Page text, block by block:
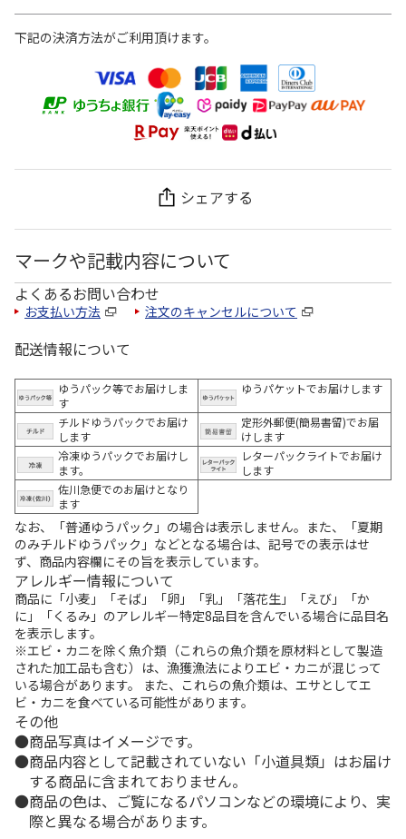
下記の決済方法がご利用頂けます。
シェアする
マークや記載内容について
よくあるお問い合わせ
お支払い方法 注文のキャンセルについて
配送情報について
ゆうパック等でお届けしま
す
ゆうパケットでお届けします
チルドゆうパックでお届け
します
定形外郵便(簡易書留)でお届
けします
冷凍ゆうパックでお届けし
ます。
レターパックライトでお届け
します
佐川急便でのお届けとなり
ます
なお、「普通ゆうパック」の場合は表示しません。また、「夏期
のみチルドゆうパック」などとなる場合は、記号での表示はせ
ず、商品内容欄にその旨を表示しています。
アレルギー情報について
商品に「小麦」「そば」「卵」「乳」「落花生」「えび」「か
に」「くるみ」のアレルギー特定8品目を含んでいる場合に品目名
を表示します。
※エビ・カニを除く魚介類（これらの魚介類を原材料として製造
された加工品も含む）は、漁獲漁法によりエビ・カニが混じって
いる場合があります。 また、これらの魚介類は、エサとしてエ
ビ・カニを食べている可能性があります。
その他
商品写真はイメージです。
商品内容として記載されていない「小道具類」はお届け
する商品に含まれておりません。
商品の色は、ご覧になるパソコンなどの環境により、実
際と異なる場合があります。